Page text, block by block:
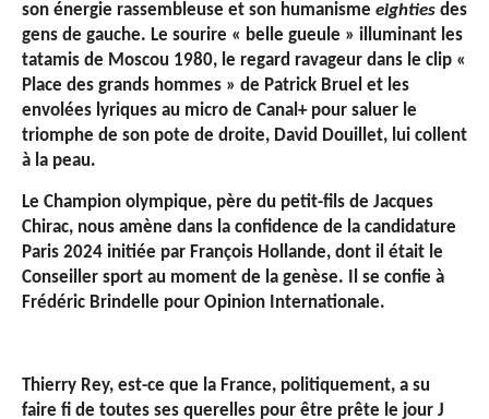
son énergie rassembleuse et son humanisme eighties des
gens de gauche. Le sourire « belle gueule » illuminant les
tatamis de Moscou 1980, le regard ravageur dans le clip «
Place des grands hommes » de Patrick Bruel et les
envolées lyriques au micro de Canal+ pour saluer le
triomphe de son pote de droite, David Douillet, lui collent
à la peau.
Le Champion olympique, père du petit-fils de Jacques
Chirac, nous amène dans la confidence de la candidature
Paris 2024 initiée par François Hollande, dont il était le
Conseiller sport au moment de la genèse. Il se confie à
Frédéric Brindelle pour Opinion Internationale.
Thierry Rey, est-ce que la France, politiquement, a su
faire fi de toutes ses querelles pour être prête le jour J